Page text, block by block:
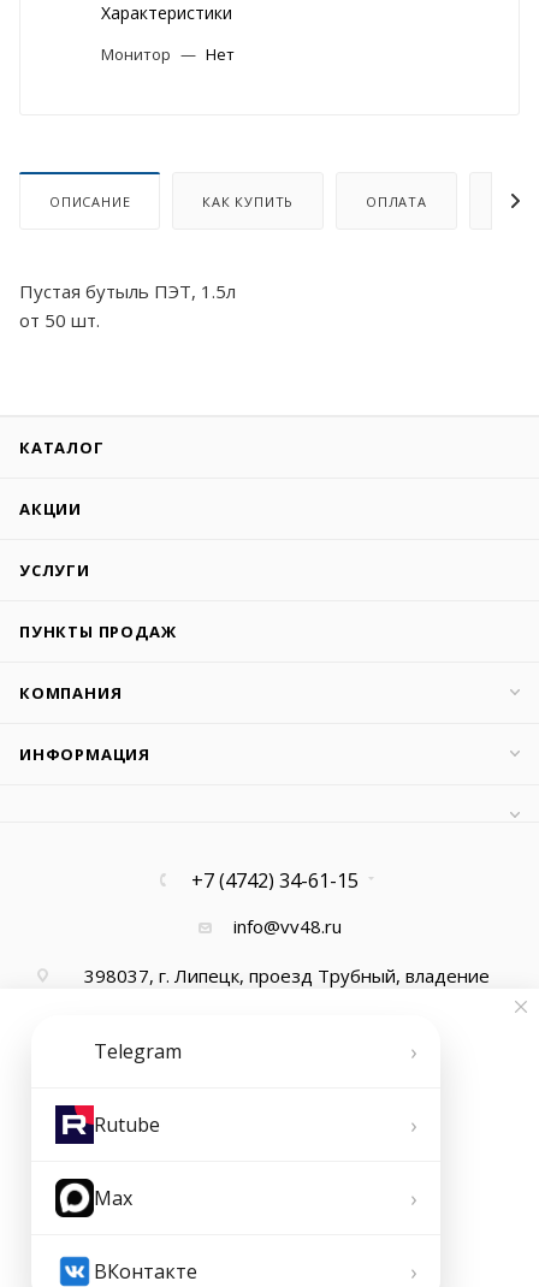
Характеристики
Монитор — Нет
ОПИСАНИЕ КАК КУПИТЬ ОПЛАТА
Пустая бутыль ПЭТ, 1.5л
от 50 шт.
КАТАЛОГ
АКЦИИ
УСЛУГИ
ПУНКТЫ ПРОДАЖ
КОМПАНИЯ
ИНФОРМАЦИЯ
+7 (4742) 34-61-15
info@vv48.ru
398037, г. Липецк, проезд Трубный, владение
2026 © ООО "Ваша Вода"
Telegram ›
Rutube ›
Max ›
ВКонтакте ›